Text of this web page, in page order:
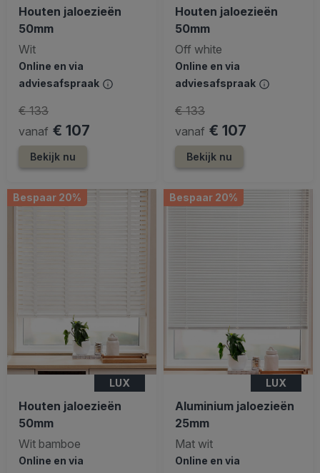
Houten jaloezieën
50mm
Wit
Online en via
adviesafspraak
vanaf € 107
€ 133
Bekijk nu
Houten jaloezieën
50mm
Off white
Online en via
adviesafspraak
vanaf € 107
€ 133
Bekijk nu
Bespaar 20%
LUX
Houten jaloezieën
50mm
Wit bamboe
Online en via
Bespaar 20%
LUX
Aluminium jaloezieën
25mm
Mat wit
Online en via